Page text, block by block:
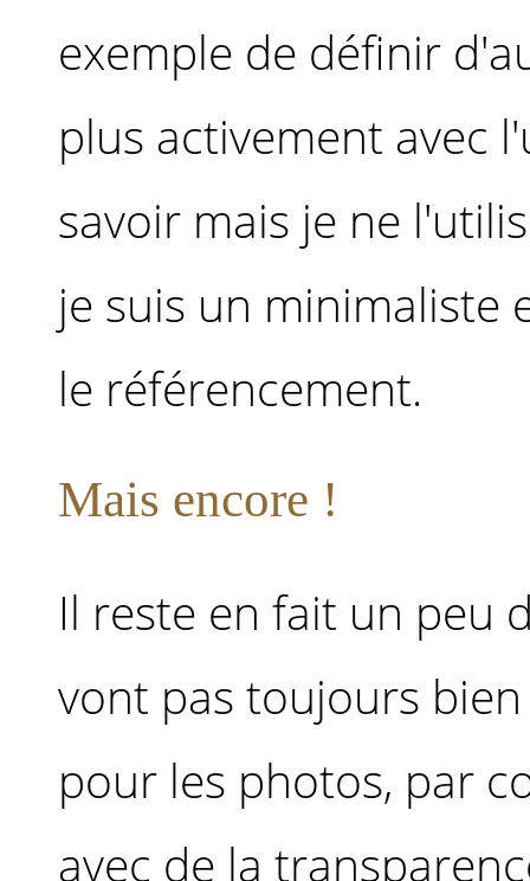
exemple de définir
plus activement avec
savoir mais je ne
je suis un minimaliste
le référencement.
Mais encore !
Il reste en fait un peu
vont pas toujours
pour les photos, par
avec de la